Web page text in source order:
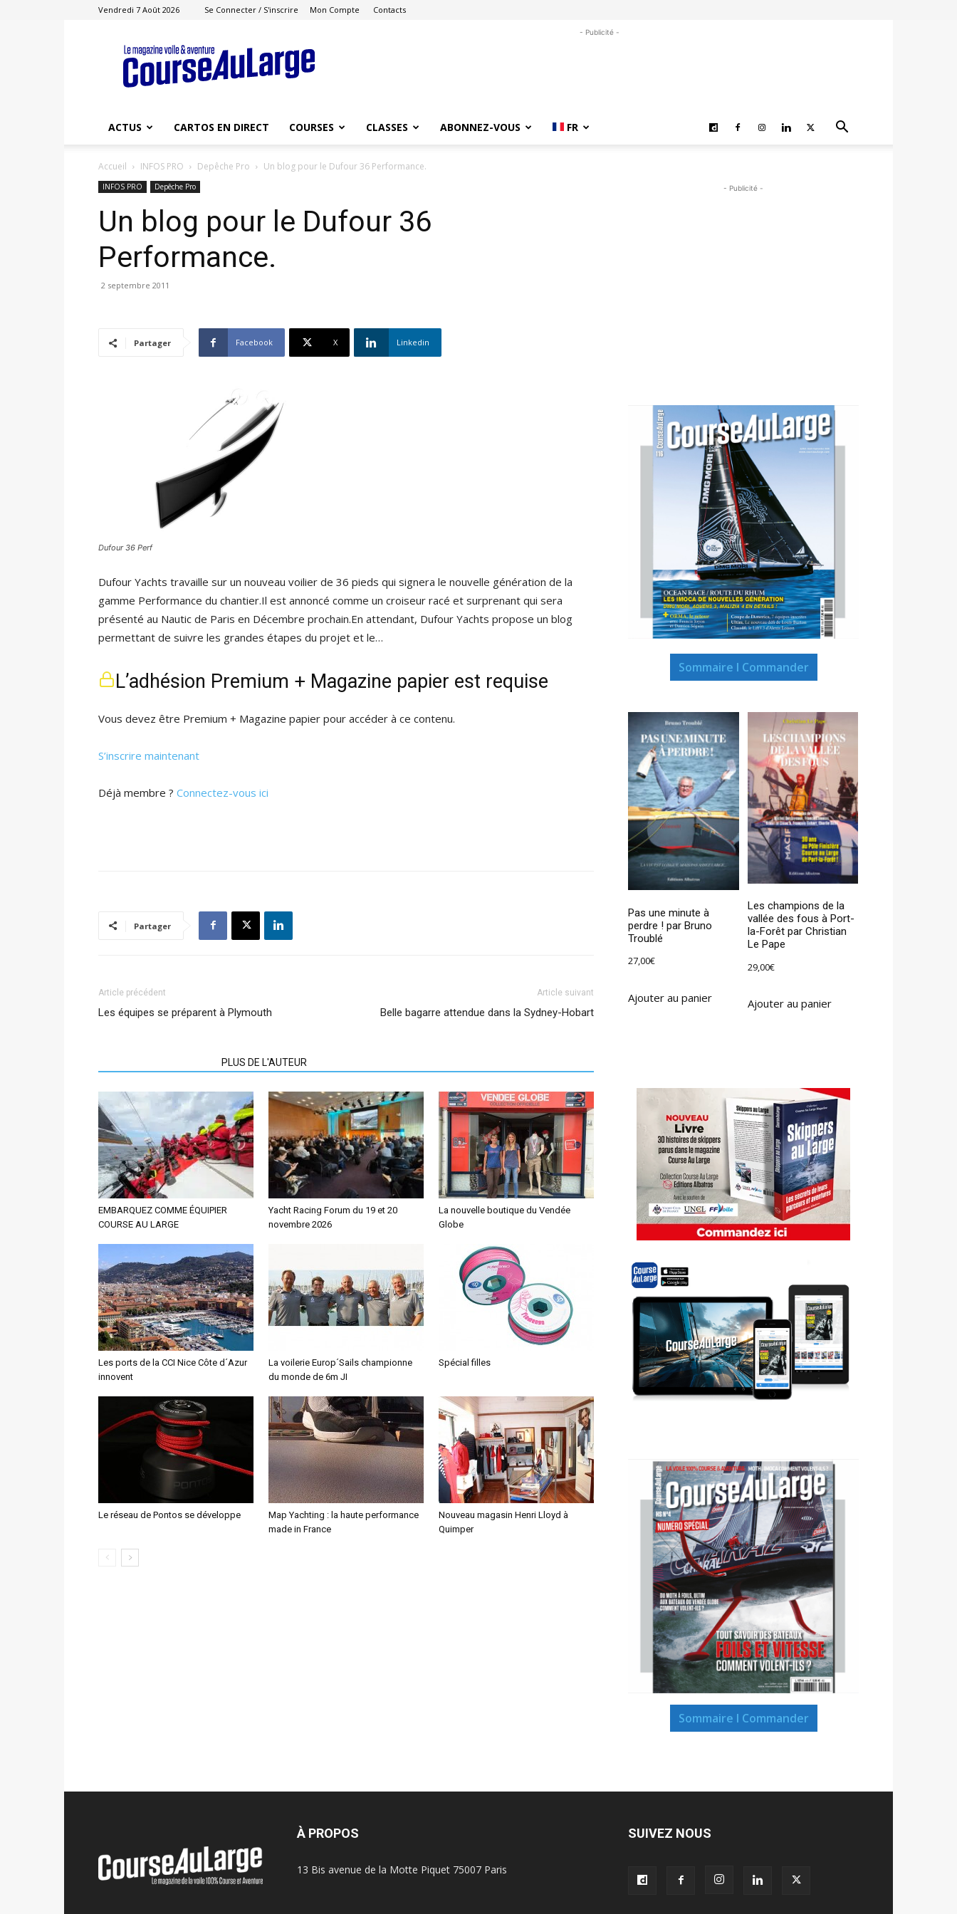
Vendredi 7 Août 2026 Se Connecter / S'inscrire Mon Compte Contacts
Course
au
Large
- Publicité -
ACTUS CARTOS EN DIRECT COURSES CLASSES ABONNEZ-VOUS FR
Accueil INFOS PRO Depêche Pro Un blog pour le Dufour 36 Performance.
INFOS PRO Depêche Pro
Un blog pour le Dufour 36
Performance.
2 septembre 2011
Partager Facebook X Linkedin
Dufour 36 Perf
Dufour Yachts travaille sur un nouveau voilier de 36 pieds qui signera le nouvelle génération de la
gamme Performance du chantier.Il est annoncé comme un croiseur racé et surprenant qui sera
présenté au Nautic de Paris en Décembre prochain.En attendant, Dufour Yachts propose un blog
permettant de suivre les grandes étapes du projet et le…
L’adhésion Premium + Magazine papier est requise
Vous devez être Premium + Magazine papier pour accéder à ce contenu.
S’inscrire maintenant
Déjà membre ? Connectez-vous ici
Partager
Article précédent
Les équipes se préparent à Plymouth
Article suivant
Belle bagarre attendue dans la Sydney-Hobart
PLUS DE L'AUTEUR
EMBARQUEZ COMME ÉQUIPIER
COURSE AU LARGE
Yacht Racing Forum du 19 et 20
novembre 2026
La nouvelle boutique du Vendée
Globe
Les ports de la CCI Nice Côte d´Azur
innovent
La voilerie Europ´Sails championne
du monde de 6m JI
Spécial filles
Le réseau de Pontos se développe
Map Yachting : la haute performance
made in France
Nouveau magasin Henri Lloyd à
Quimper
- Publicité -
Sommaire I Commander
Pas une minute à
perdre ! par Bruno
Troublé
27,00€
Ajouter au panier
Les champions de la
vallée des fous à Port-
la-Forêt par Christian
Le Pape
29,00€
Ajouter au panier
Sommaire I Commander
À PROPOS
13 Bis avenue de la Motte Piquet 75007 Paris
SUIVEZ NOUS